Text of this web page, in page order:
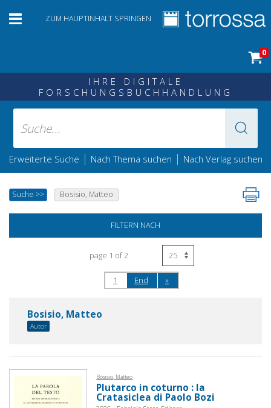
ZUM HAUPTINHALT SPRINGEN
0
IHRE DIGITALE
FORSCHUNGSBUCHHANDLUNG
Erweiterte Suche | Nach Thema suchen | Nach Verlag suchen
Suche >> Bosisio, Matteo
FILTERN NACH
page 1 of 2
1 End »
Bosisio, Matteo
Autor
Bosisio, Matteo
Plutarco in coturno : la
Cratasiclea di Paolo Bozi